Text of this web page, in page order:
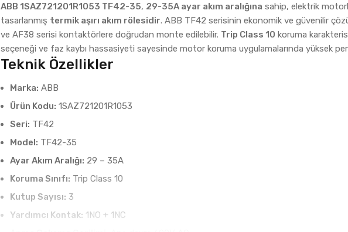
ABB 1SAZ721201R1053 TF42-35, 29-35A ayar akım aralığına sahip, elektrik
tasarlanmış termik aşırı akım rölesidir. ABB TF42 serisinin ekonomik ve güvenilir
ve AF38 serisi kontaktörlere doğrudan monte edilebilir. Trip Class 10 koruma
seçeneği ve faz kaybı hassasiyeti sayesinde motor koruma uygulamalarında yüksek
Teknik Özellikler
Marka: ABB
Ürün Kodu: 1SAZ721201R1053
Seri: TF42
Model: TF42-35
Ayar Akım Aralığı: 29 – 35A
Koruma Sınıfı: Trip Class 10
Kutup Sayısı: 3
Yardımcı Kontak: 1NO + 1NC